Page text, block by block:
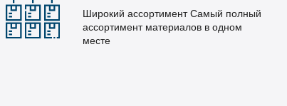
Широкий ассортимент Самый полный
ассортимент материалов в одном
месте